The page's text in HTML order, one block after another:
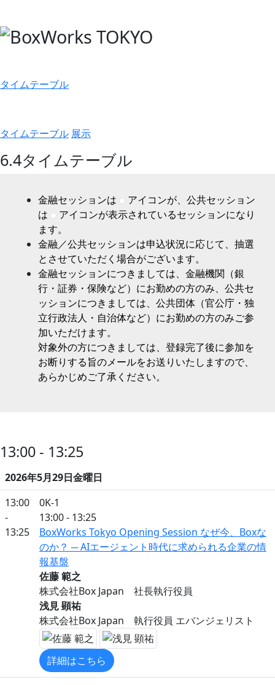
タイムテーブル
タイムテーブル 展示
6.4タイムテーブル
金融セッションは
アイコンが、公共セッション
は
アイコンが表示されているセッションになり
ます。
金融／公共セッションは申込状況に応じて、抽選
とさせていただく場合がございます。
金融セッションにつきましては、金融機関（銀
行・証券・保険など）にお勤めの方のみ、公共セ
ッションにつきましては、公共団体（官公庁・独
立行政法人・自治体など）にお勤めの方のみご参
加いただけます。
対象外の方につきましては、登録完了後に参加を
お断りする旨のメールをお送りいたしますので、
あらかじめご了承ください。
13:00 - 13:25
2026年5月29日金曜日
13:00
-
13:25
0K-1
13:00 - 13:25
BoxWorks Tokyo Opening Session なぜ今、Boxな
のか？ ─ AIエージェント時代に求められる企業の情
報基盤
佐藤 範之
株式会社Box Japan 社長執行役員
浅見 顕祐
株式会社Box Japan 執行役員 エバンジェリスト
詳細はこちら